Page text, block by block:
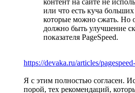
контент на сайте не
или что есть куча
которые можно сжать. Но
должно быть улучшение
показателя PageSpeed.
https://devaka.ru/articles/
Я с этим полностью согласен.
порой, тех рекомендаций,